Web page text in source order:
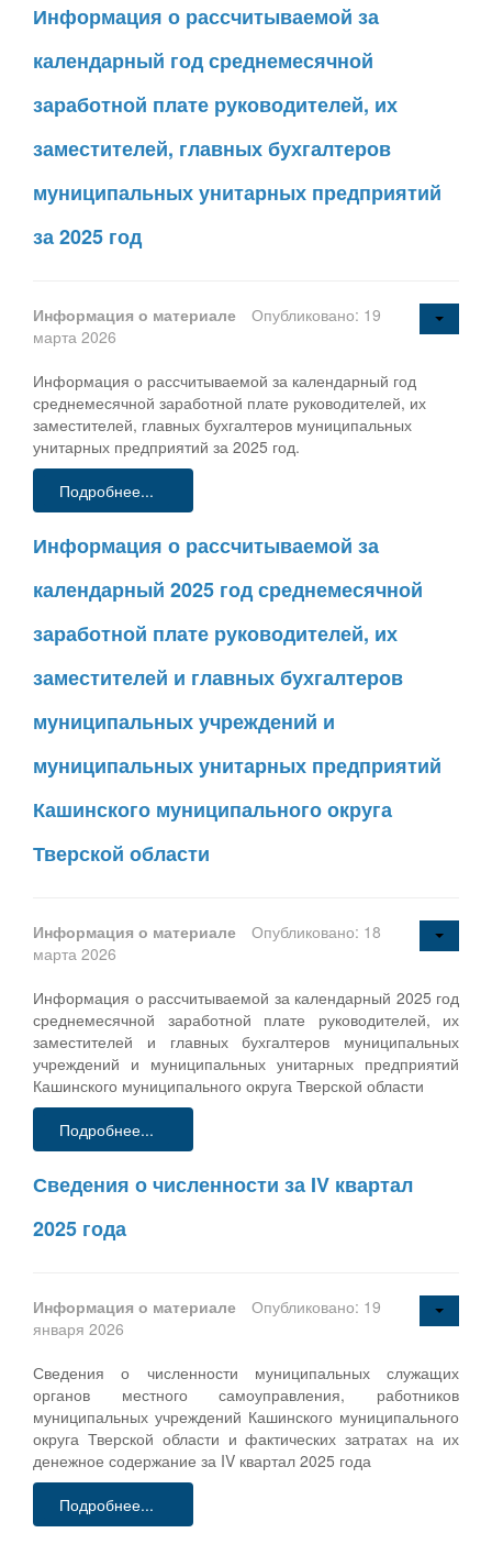
Информация о рассчитываемой за
календарный год среднемесячной
заработной плате руководителей, их
заместителей, главных бухгалтеров
муниципальных унитарных предприятий
за 2025 год
Информация о материале
Опубликовано: 19
марта 2026
Информация о рассчитываемой за календарный год
среднемесячной заработной плате руководителей, их
заместителей, главных бухгалтеров муниципальных
унитарных предприятий за 2025 год.
Подробнее...
Информация о рассчитываемой за
календарный 2025 год среднемесячной
заработной плате руководителей, их
заместителей и главных бухгалтеров
муниципальных учреждений и
муниципальных унитарных предприятий
Кашинского муниципального округа
Тверской области
Информация о материале
Опубликовано: 18
марта 2026
Информация о рассчитываемой за календарный 2025 год
среднемесячной заработной плате руководителей, их
заместителей и главных бухгалтеров муниципальных
учреждений и муниципальных унитарных предприятий
Кашинского муниципального округа Тверской области
Подробнее...
Сведения о численности за IV квартал
2025 года
Информация о материале
Опубликовано: 19
января 2026
Сведения о численности муниципальных служащих
органов местного самоуправления, работников
муниципальных учреждений Кашинского муниципального
округа Тверской области и фактических затратах на их
денежное содержание за IV квартал 2025 года
Подробнее...